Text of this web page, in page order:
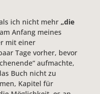
ich nicht mehr „die
Anfang meines
mit einer
Tage vorher, bevor
aufmachte,
Buch nicht zu
Kapitel für